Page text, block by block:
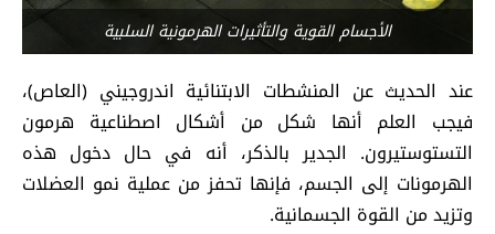
الأجسام القوية والتأثيرات الهرمونية السلبية
عند الحديث عن المنشطات الابتنائية اندروجيني (العاص)،
فيجب العلم أنها شكل من أشكال اصطناعية هرمون
التستوستيرون. الجدير بالذكر، أنه في حال دخول هذه
الهرمونات إلى الجسم، فإنها تحفز من عملية نمو العضلات
وتزيد من القوة الجسمانية.